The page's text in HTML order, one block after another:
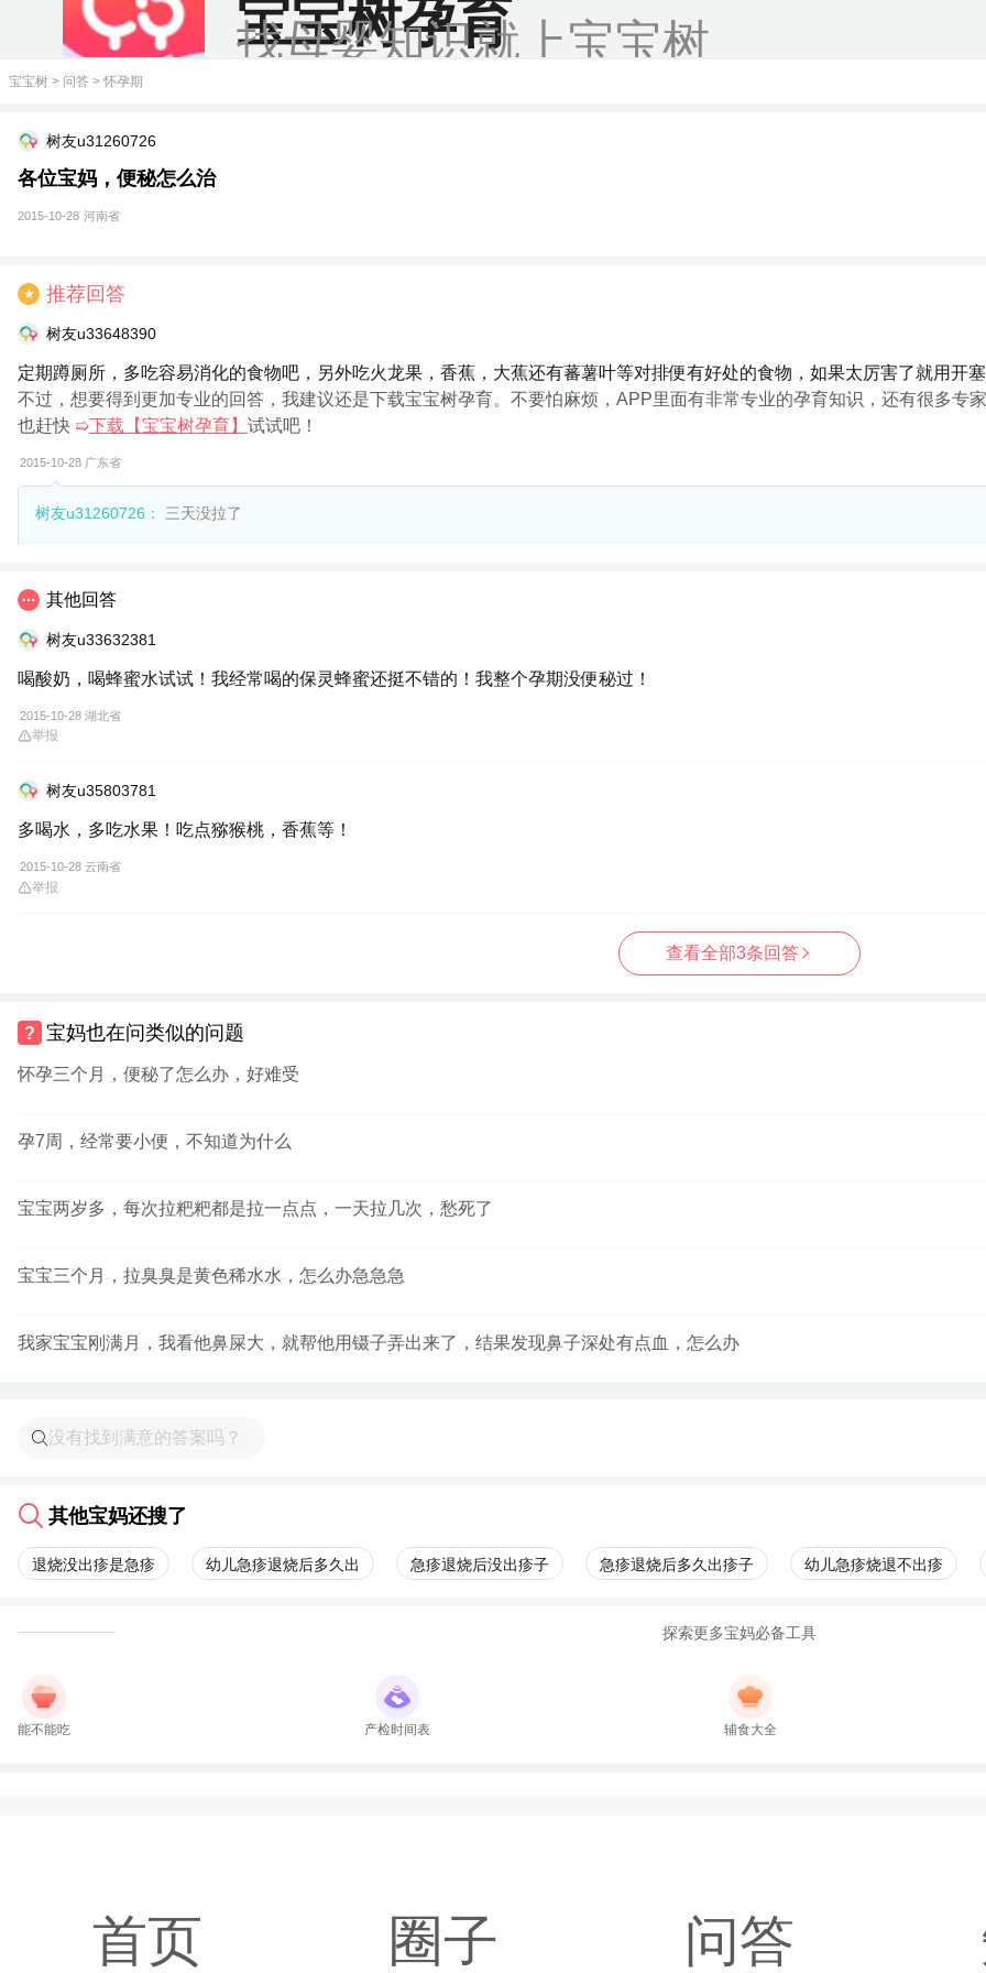
宝宝树孕育
找母婴知识就上宝宝树
宝宝树 > 问答 > 怀孕期
树友u31260726
各位宝妈，便秘怎么治
2015-10-28 河南省
★ 推荐回答
树友u33648390
定期蹲厕所，多吃容易消化的食物吧，另外吃火龙果，香蕉，大蕉还有蕃薯叶等对排便有好处的食物，如果太厉害了就用开塞
不过，想要得到更加专业的回答，我建议还是下载宝宝树孕育。不要怕麻烦，APP里面有非常专业的孕育知识，还有很多专
也赶快 ➯下载【宝宝树孕育】 试试吧！
2015-10-28 广东省
树友u31260726： 三天没拉了
其他回答
树友u33632381
喝酸奶，喝蜂蜜水试试！我经常喝的保灵蜂蜜还挺不错的！我整个孕期没便秘过！
2015-10-28 湖北省
举报
树友u35803781
多喝水，多吃水果！吃点猕猴桃，香蕉等！
2015-10-28 云南省
举报
查看全部3条回答
宝妈也在问类似的问题
怀孕三个月，便秘了怎么办，好难受
孕7周，经常要小便，不知道为什么
宝宝两岁多，每次拉粑粑都是拉一点点，一天拉几次，愁死了
宝宝三个月，拉臭臭是黄色稀水水，怎么办急急急
我家宝宝刚满月，我看他鼻屎大，就帮他用镊子弄出来了，结果发现鼻子深处有点血，怎么办
其他宝妈还搜了
退烧没出疹是急疹 幼儿急疹退烧后多久出 急疹退烧后没出疹子 急疹退烧后多久出疹子 幼儿急疹烧退不出疹
探索更多宝妈必备工具
能不能吃 产检时间表 辅食大全
首页 圈子 问答